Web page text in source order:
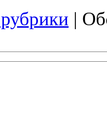
|